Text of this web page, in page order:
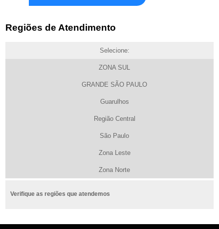
Regiões de Atendimento
Selecione:
ZONA SUL
GRANDE SÃO PAULO
Guarulhos
Região Central
São Paulo
Zona Leste
Zona Norte
Verifique as regiões que atendemos